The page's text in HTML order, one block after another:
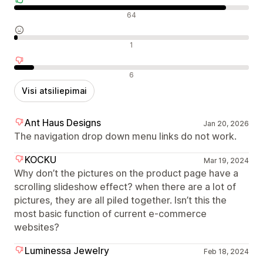
Teigiami atsiliepimai 64
Neutralūs atsiliepimai 1
Neigiami atsiliepimai 6
Visi atsiliepimai
Ant Haus Designs Jan 20, 2026
The navigation drop down menu links do not work.
KOCKU
Mar 19, 2024
Why don’t the pictures on the product page have a
scrolling slideshow effect? when there are a lot of
pictures, they are all piled together. Isn’t this the
most basic function of current e-commerce
websites?
Luminessa Jewelry
Feb 18, 2024